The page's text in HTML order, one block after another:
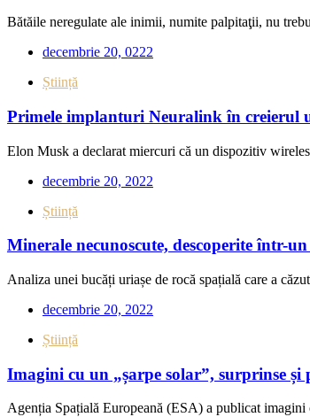
Bătăile neregulate ale inimii, numite palpitaţii, nu
decembrie 20, 0222
Știință
Primele implanturi Neuralink în creierul
Elon Musk a declarat miercuri că un dispozitiv
decembrie 20, 2022
Știință
Minerale necunoscute, descoperite într-
Analiza unei bucăți uriașe de rocă spațială care a
decembrie 20, 2022
Știință
Imagini cu un „șarpe solar”, surprinse
Agenția Spațială Europeană (ESA) a publicat imagini